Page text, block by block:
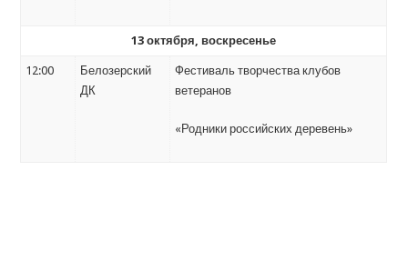
13 октября, воскресенье
12:00
Белозерский
ДК
Фестиваль творчества клубов
ветеранов
«Родники российских деревень»